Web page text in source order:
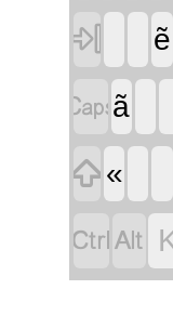

ẽ
ã
«
